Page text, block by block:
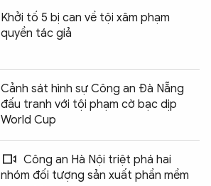
Khởi tố 5 bị can về tội xâm phạm
quyền tác giả
Cảnh sát hình sự Công an Đà Nẵng
đấu tranh với tội phạm cờ bạc dịp
World Cup
Công an Hà Nội triệt phá hai
nhóm đối tượng sản xuất phần mềm